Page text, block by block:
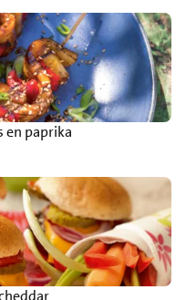
en paprika